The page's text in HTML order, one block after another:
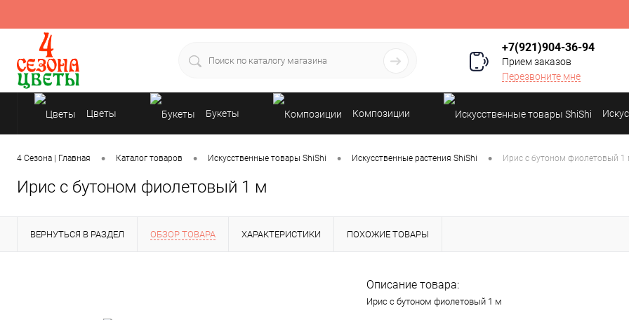
+7(921)904-36-94
Прием заказов
Перезвоните мне
Цветы Букеты Композиции
Подарки
4 Сезона | Главная • Каталог товаров • Искусственные товары ShiShi • Искусственные растения ShiShi • Ирис с бутоном фиолетовый 1
Ирис с бутоном фиолетовый 1 м
ВЕРНУТЬСЯ В РАЗДЕЛ ОБЗОР ТОВАРА ХАРАКТЕРИСТИКИ ПОХОЖИЕ ТОВАРЫ
Описание товара:
Ирис с бутоном фиолетовый 1 м